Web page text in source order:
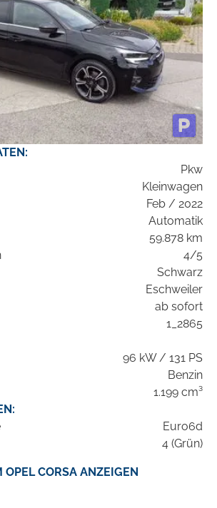
Pkw
Kleinwagen
Feb / 2022
Automatik
59.878 km
4/5
Schwarz
Eschweiler
ab sofort
1_2865
96 kW / 131 PS
Benzin
1.199 cm³
Euro6d
4 (Grün)
OPEL CORSA ANZEIGEN